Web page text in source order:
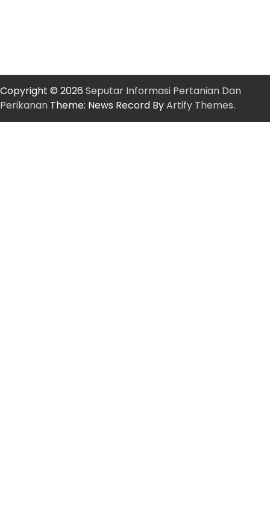
Copyright © 2026 Seputar Informasi Pertanian Dan
Perikanan Theme: News Record ByArtify Themes.